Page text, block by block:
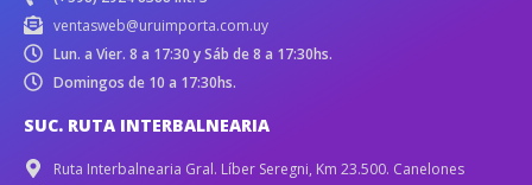
ventasweb@uruimporta.com.uy
Lun. a Vier. 8 a 17:30 y Sáb de 8 a 17:30hs.
Domingos de 10 a 17:30hs.
SUC. RUTA INTERBALNEARIA
Ruta Interbalnearia Gral. Líber Seregni, Km 23.500. Canelones